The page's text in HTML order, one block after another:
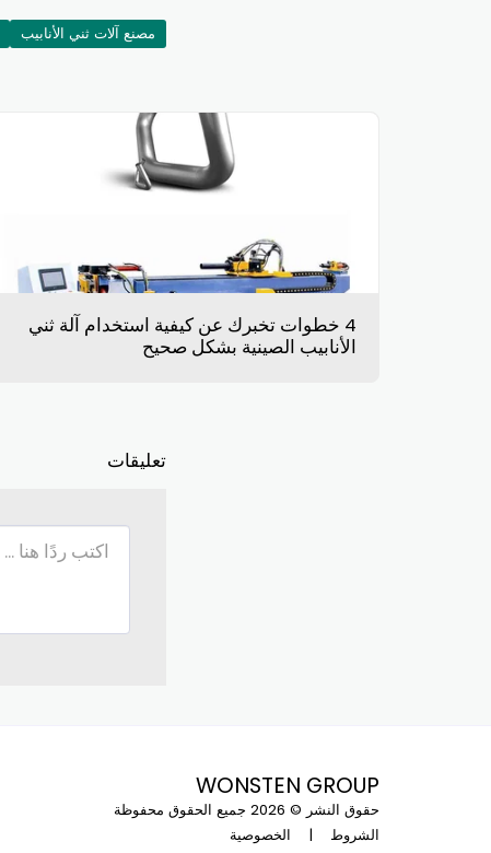
مصنع آلات ثني الأنابيب
4 خطوات تخبرك عن كيفية استخدام آلة ثني
الأنابيب الصينية بشكل صحيح
تعليقات
WONSTEN GROUP
حقوق النشر © 2026 جميع الحقوق محفوظة
الشروط | الخصوصية